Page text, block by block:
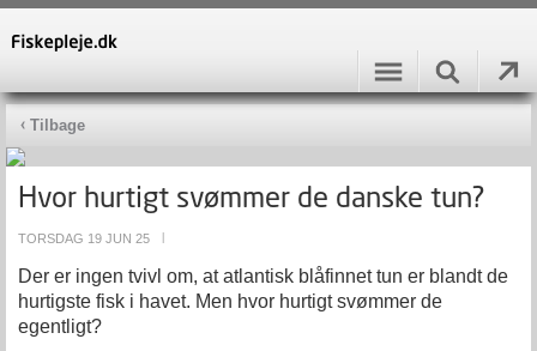
Tilbage
Hvor hurtigt svømmer de danske tun?
TORSDAG 19 JUN 25
Der er ingen tvivl om, at atlantisk blåfinnet tun er blandt de
hurtigste fisk i havet. Men hvor hurtigt svømmer de
egentligt?